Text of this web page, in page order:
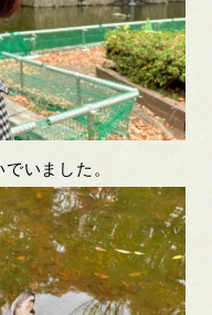
いました。